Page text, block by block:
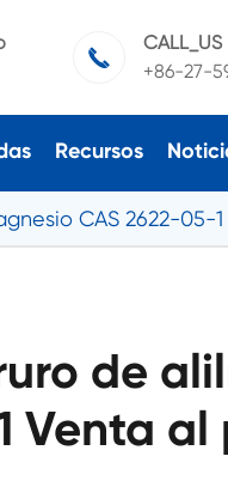

CALL_US
+86-27-
Recursos
CAS 2622-05-1
de
Venta